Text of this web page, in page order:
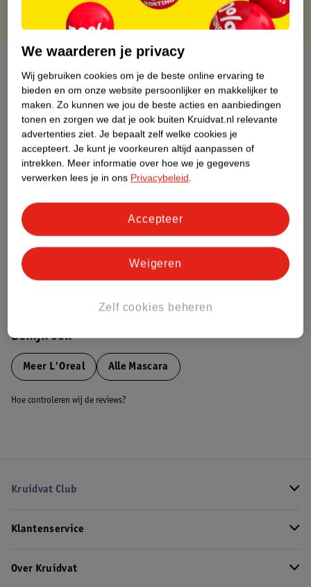
Over dit product
Productinformatie
Etiketinformatie
Nature Impact Score
Impact Score.
Meer informatie
Bestel & Bezorginformatie
Bekijk ook
Meer L'Oreal Alle Mascara
Hoe controleren wij de reviews?
Kruidvat Club
Klantenservice
Over Kruidvat
We waarderen je privacy
Wij gebruiken cookies om je de beste online ervaring te
bieden en om onze website persoonlijker en makkelijker te
maken. Zo kunnen we jou de beste acties en aanbiedingen
tonen en zorgen we dat je ook buiten Kruidvat.nl relevante
advertenties ziet. Je bepaalt zelf welke cookies je
accepteert. Je kunt je voorkeuren altijd aanpassen of
intrekken. Meer informatie over hoe we je gegevens
verwerken lees je in ons Privacybeleid.
Zelf cookies beheren
Weigeren
Accepteer